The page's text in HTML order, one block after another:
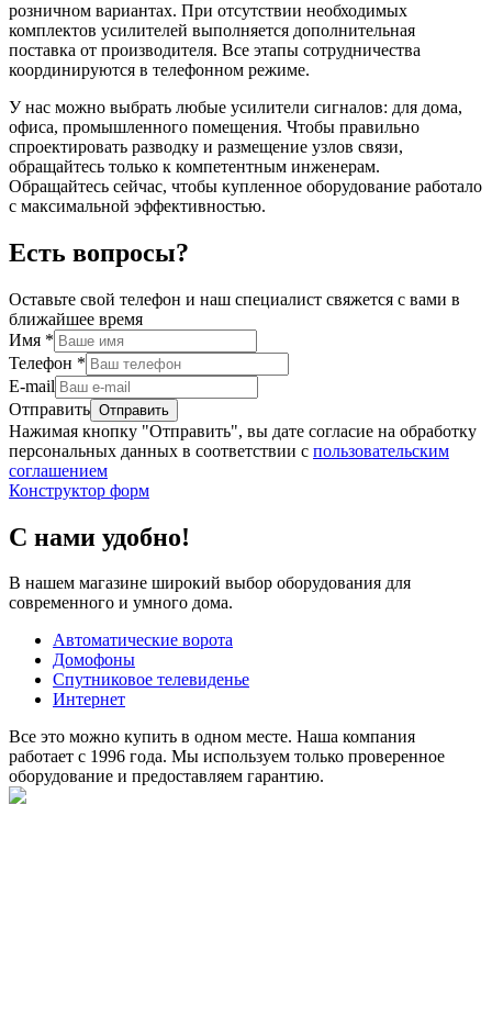
розничном вариантах. При отсутствии необходимых
комплектов усилителей выполняется дополнительная
поставка от производителя. Все этапы сотрудничества
координируются в телефонном режиме.
У нас можно выбрать любые усилители сигналов: для дома,
офиса, промышленного помещения. Чтобы правильно
спроектировать разводку и размещение узлов связи,
обращайтесь только к компетентным инженерам.
Обращайтесь сейчас, чтобы купленное оборудование работало
с максимальной эффективностью.
Есть вопросы?
Оставьте свой телефон и наш специалист свяжется с вами в
ближайшее время
Имя *
Телефон *
E-mail
Отправить
Нажимая кнопку "Отправить", вы дате согласие на обработку
персональных данных в соответствии с пользовательским
соглашением
Конструктор форм
С нами удобно!
В нашем магазине широкий выбор оборудования для
современного и умного дома.
Автоматические ворота
Домофоны
Спутниковое телевиденье
Интернет
Все это можно купить в одном месте. Наша компания
работает с 1996 года. Мы используем только проверенное
оборудование и предоставляем гарантию.